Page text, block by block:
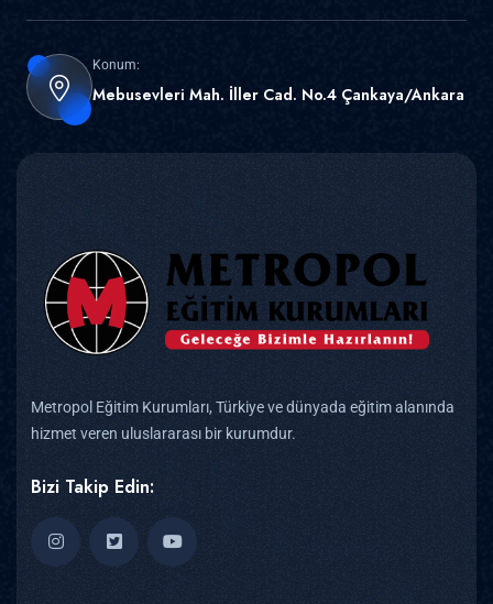
Konum:
Mebusevleri Mah. İller Cad. No.4 Çankaya/Ankara
Metropol Eğitim Kurumları, Türkiye ve dünyada eğitim alanında
hizmet veren uluslararası bir kurumdur.
Bizi Takip Edin: